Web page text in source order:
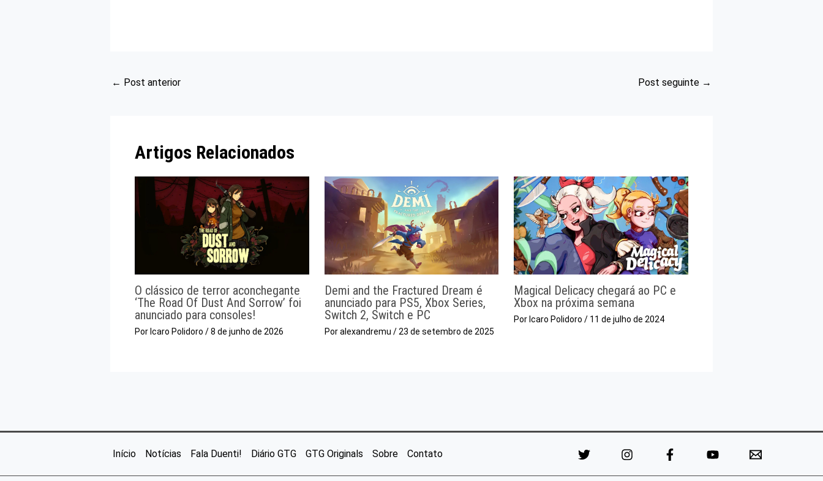
← Post anterior Post seguinte →
Artigos Relacionados
O clássico de terror aconchegante
‘The Road Of Dust And Sorrow’ foi
anunciado para consoles!
Por Icaro Polidoro /8 de junho de 2026
Demi and the Fractured Dream é
anunciado para PS5, Xbox Series,
Switch 2, Switch e PC
Poralexandremu /23 de setembro de 2025
Magical Delicacy chegará ao PC e
Xbox na próxima semana
Por Icaro Polidoro/ 11 de julho de 2024
Início Notícias Fala Duenti! Diário GTG GTG Originals Sobre Contato